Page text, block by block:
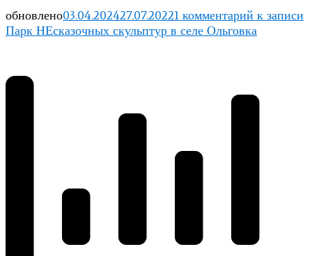
обновлено03.04.202427.07.20221 комментарий к записи
Парк НЕсказочных скульптур в селе Ольговка